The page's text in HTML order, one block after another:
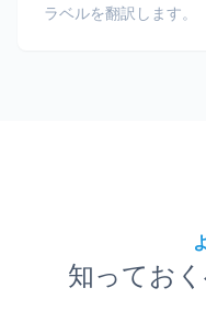
ラベルを翻訳します。
知ってお